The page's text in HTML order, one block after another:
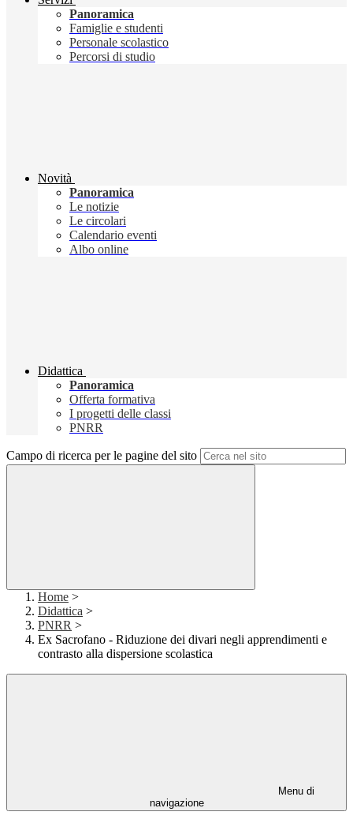
Panoramica
Famiglie e studenti
Personale scolastico
Percorsi di studio
Novità
Panoramica
Le notizie
Le circolari
Calendario eventi
Albo online
Didattica
Panoramica
Offerta formativa
I progetti delle classi
PNRR
Campo di ricerca per le pagine del sito
Home >
Didattica >
PNRR >
Ex Sacrofano - Riduzione dei divari negli apprendimenti e
contrasto alla dispersione scolastica
Menu di
navigazione